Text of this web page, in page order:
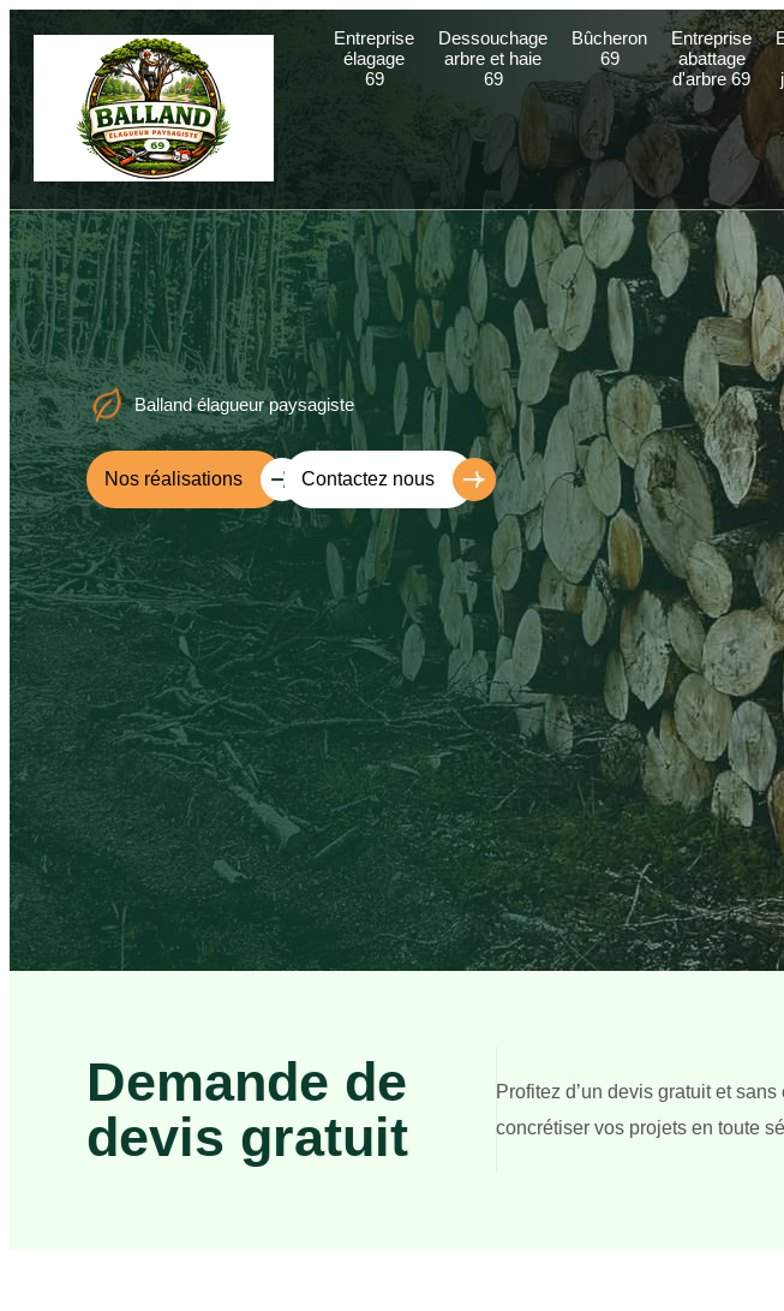
Entreprise
élagage
69
Dessouchage
arbre et haie
69
Bûcheron
69
Entreprise
abattage
d'arbre 69
Balland élagueur paysagiste
Nos réalisations Contactez nous
Demande de
devis gratuit
Profitez d’un devis gratuit et
concrétiser vos projets en toute